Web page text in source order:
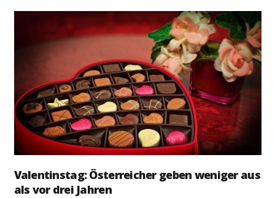
Valentinstag: Österreicher geben weniger aus
als vor drei Jahren